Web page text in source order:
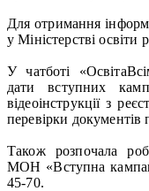
Для отримання
у Міністерстві освіти
У чатботі
дати вступних
відеоінструкції з
перевірки документів
Також розпочала
МОН «Вступна
45-70.